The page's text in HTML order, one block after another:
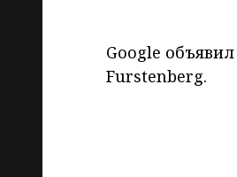
Google
Furstenberg.